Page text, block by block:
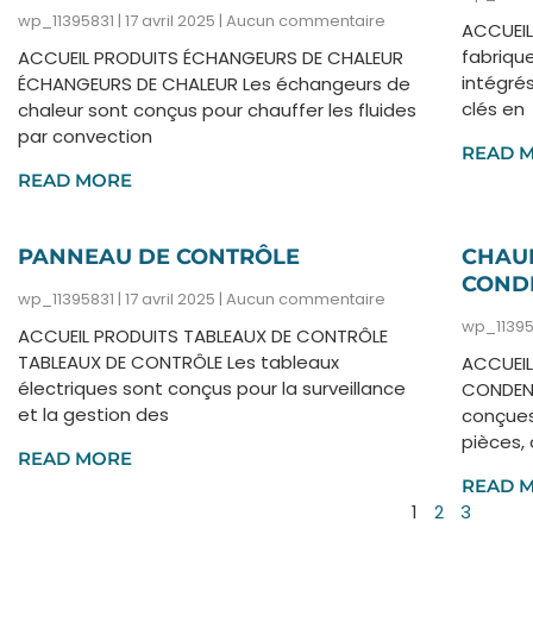
wp_11395831 17 avril 2025 Aucun commentaire
ACCUEIL PRODUITS ÉCHANGEURS DE CHALEUR
ÉCHANGEURS DE CHALEUR Les échangeurs de
chaleur sont conçus pour chauffer les fluides
par convection
READ MORE
intégrés
clés en
READ
PANNEAU DE CONTRÔLE
wp_11395831 17 avril 2025 Aucun commentaire
ACCUEIL PRODUITS TABLEAUX DE CONTRÔLE
TABLEAUX DE CONTRÔLE Les tableaux
électriques sont conçus pour la surveillance
et la gestion des
READ MORE
pièces,
READ
1 2 3